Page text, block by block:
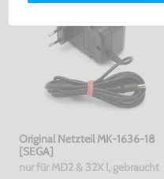
Original Netzteil MK-1636-18
[SEGA]
nur für MD2 & 32X !, gebraucht